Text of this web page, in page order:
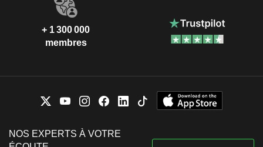
+ 1 300 000
membres
NOS EXPERTS À VOTRE